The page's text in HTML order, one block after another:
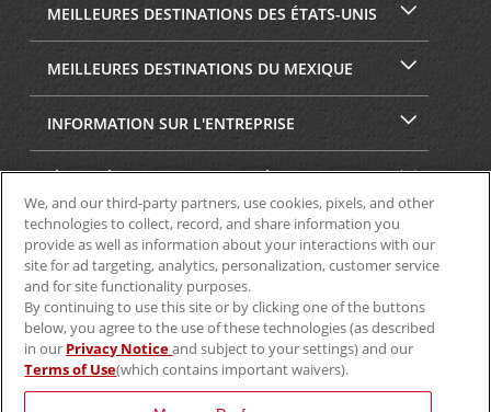
MEILLEURES DESTINATIONS DES ÉTATS-UNIS
MEILLEURES DESTINATIONS DU MEXIQUE
INFORMATION SUR L'ENTREPRISE
SÉCURITÉ ET CONFIDENTIALITÉ
We, and our third-party partners, use cookies, pixels, and other
technologies to collect, record, and share information you
provide as well as information about your interactions with our
site for ad targeting, analytics, personalization, customer service
and for site functionality purposes.
By continuing to use this site or by clicking one of the buttons
below, you agree to the use of these technologies (as described
in our Privacy Noticeand subject to your settings) and our
Terms of Use(which contains important waivers).